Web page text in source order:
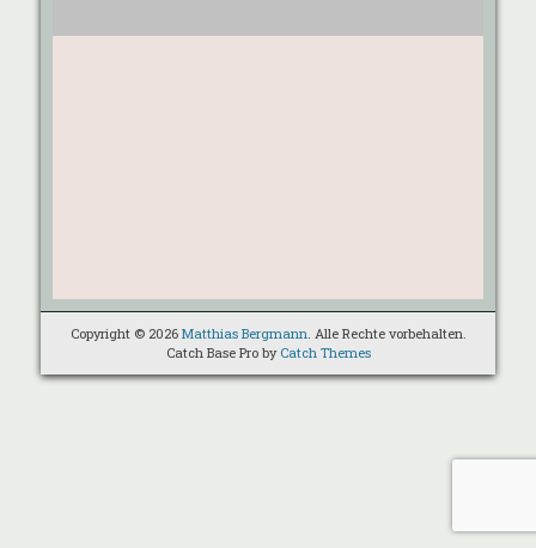
Copyright © 2026 Matthias Bergmann. Alle Rechte vorbehalten.
Catch Base Pro by Catch Themes